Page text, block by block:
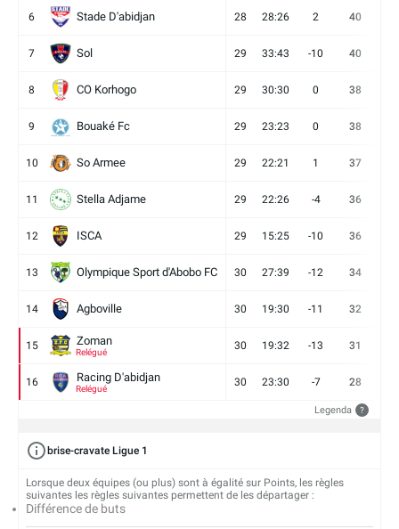
6 Stade D'abidjan 28 28:26 2 40
7 Sol 29 33:43 -10 40
8 CO Korhogo 29 30:30 0 38
9 Bouaké Fc 29 23:23 0 38
10 So Armee 29 22:21 1 37
11 Stella Adjame 29 22:26 -4 36
12 ISCA 29 15:25 -10 36
13 Olympique Sport d'Abobo FC 30 27:39 -12 34
14 Agboville 30 19:30 -11 32
15 Zoman
Relégué
30 19:32 -13 31
16 Racing D'abidjan
Relégué
30 23:30 -7 28
Legenda ?
brise-cravate Ligue 1
Lorsque deux équipes (ou plus) sont à égalité sur Points, les règles
suivantes les règles suivantes permettent de les départager :
Différence de buts